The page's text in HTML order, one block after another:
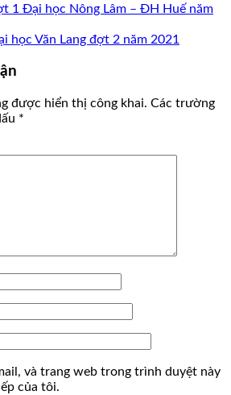
1 Đại học Nông Lâm – ĐH Huế năm
học Văn Lang đợt 2 năm 2021
được hiển thị công khai. Các trường
*
và trang web trong trình duyệt này
của tôi.